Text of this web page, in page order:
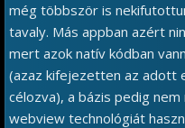
még többször is
tavaly. Más appban azért
mert azok natív kódban
(azaz kifejezetten az adott
célozva), a bázis pedig nem
webview technológiát